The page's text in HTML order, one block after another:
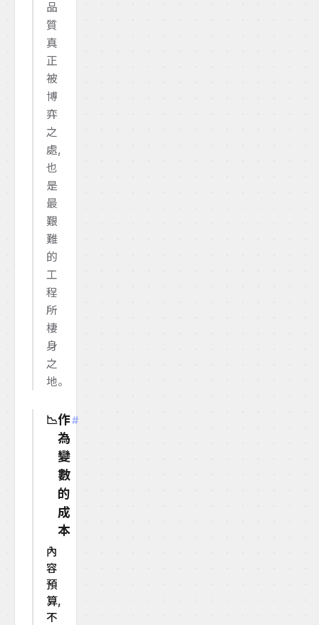
品
質
真
正
被
博
弈
之
處,
也
是
最
艱
難
的
工
程
所
棲
身
之
地。
📉作
為
變
數
的
成
本
#
內
容
預
算,
不